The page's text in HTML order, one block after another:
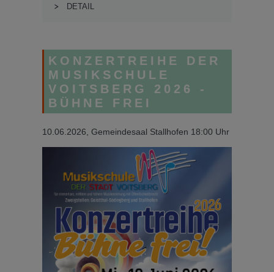
DETAIL
KONZERTREIHE DER
MUSIKSCHULE
VOITSBERG 2026 -
BÜHNE FREI
10.06.2026, Gemeindesaal Stallhofen 18:00 Uhr